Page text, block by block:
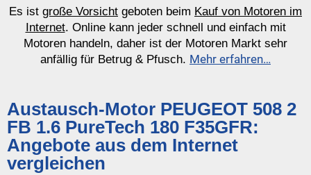
Es ist große Vorsicht geboten beim Kauf von Motoren im
Internet. Online kann jeder schnell und einfach mit
Motoren handeln, daher ist der Motoren Markt sehr
anfällig für Betrug & Pfusch. Mehr erfahren…
Austausch-Motor PEUGEOT 508 2
FB 1.6 PureTech 180 F35GFR:
Angebote aus dem Internet
vergleichen